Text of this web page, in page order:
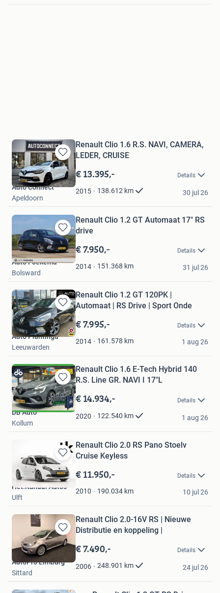
Bewaren
in
Mijn
Favorieten
Renault Clio 1.6 R.S. NAVI, CAMERA,
LEDER, CRUISE
€ 13.395,- Details
2015 138.612 km
Auto Connect
Apeldoorn
30 jul 26
Bewaren
in
Mijn
Favorieten
Renault Clio 1.2 GT Automaat 17" RS
drive
€ 7.950,- Details
2014 151.368 km
Auto Foekema
Bolsward
31 jul 26
Bewaren
in
Mijn
Favorieten
Renault Clio 1.2 GT 120PK |
Automaat | RS Drive | Sport Onde
€ 7.995,- Details
2014 161.578 km
Auto Plantinga
Leeuwarden
1 aug 26
Bewaren
in
Mijn
Favorieten
Renault Clio 1.6 E-Tech Hybrid 140
R.S. Line GR. NAVI I 17"L
€ 14.934,- Details
2020 122.540 km
DB Auto
Kollum
1 aug 26
Bewaren
in
Mijn
Favorieten
Renault Clio 2.0 RS Pano Stoelv
Cruise Keyless
€ 11.950,- Details
2010 190.034 km
Het.Kanaal Auto's
Ulft
10 jul 26
Bewaren
in
Mijn
Favorieten
Renault Clio 2.0-16V RS | Nieuwe
Distributie en koppeling |
€ 7.490,- Details
2006 248.901 km
AutoPro Limburg
Sittard
24 jul 26